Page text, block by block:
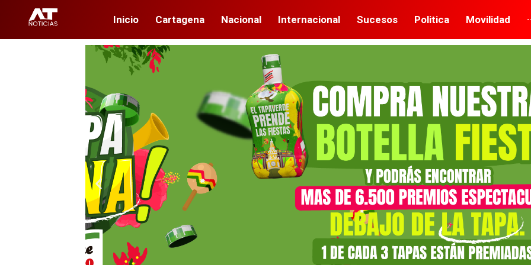
Inicio Cartagena Nacional Internacional Sucesos Politica Movilidad